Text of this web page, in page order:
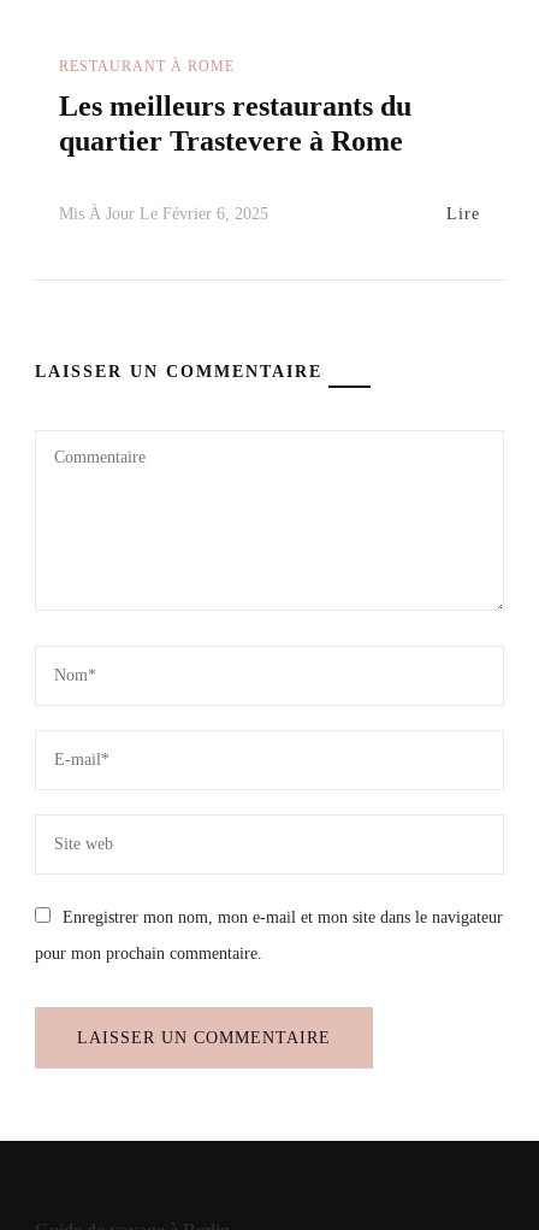
RESTAURANT À ROME
Les meilleurs restaurants du
quartier Trastevere à Rome
Mis À Jour Le Février 6, 2025 Lire
LAISSER UN COMMENTAIRE
Enregistrer mon nom, mon e-mail et mon site dans le navigateur
pour mon prochain commentaire.